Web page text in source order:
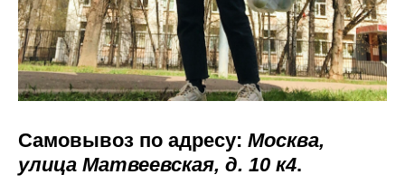
Самовывоз по адресу: Москва,
улица Матвеевская, д. 10 к4.